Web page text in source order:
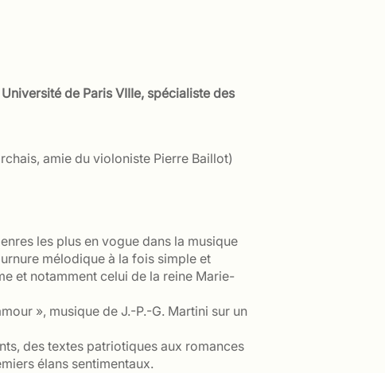
de Paris VIIIe, spécialiste des
amie du violoniste Pierre Baillot)
les plus en vogue dans la musique
mélodique à la fois simple et
et notamment celui de la reine Marie-
», musique de J.-P.-G. Martini sur un
des textes patriotiques aux romances
élans sentimentaux.